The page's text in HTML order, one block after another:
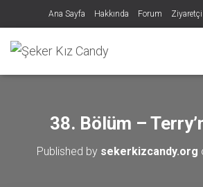
Ana Sayfa Hakkında Forum
38. Bölüm –
Published by sekerkizcandy.org